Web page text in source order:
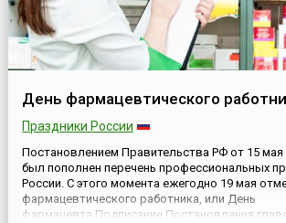
День фармацевтического
Праздники России
Постановлением Правительства РФ от 15
был пополнен перечень профессиональных
России. С этого момента ежегодно 19 мая
фармацевтического работника, или День
фармацевта.Подписание Постановления